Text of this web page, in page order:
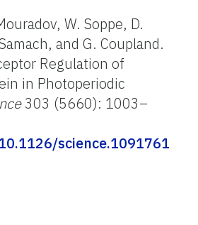
W. Soppe, D.
and G. Coupland.
Regulation of
in Photoperiodic
303 (5660): 1003–
science.1091761